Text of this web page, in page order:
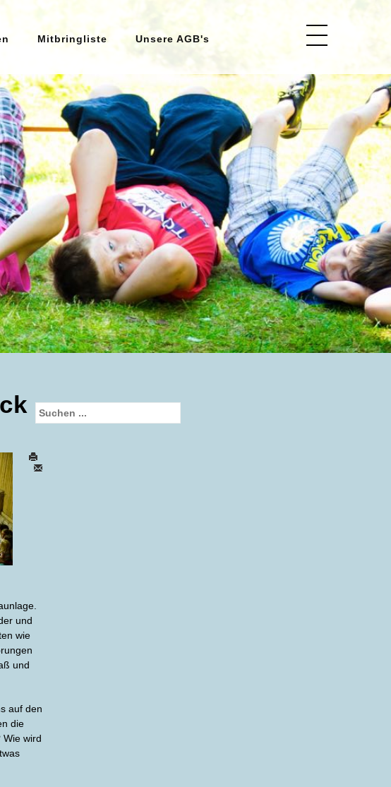
Mitbringliste Unsere AGB's
und
wie
und
auf den
die
Wie wird